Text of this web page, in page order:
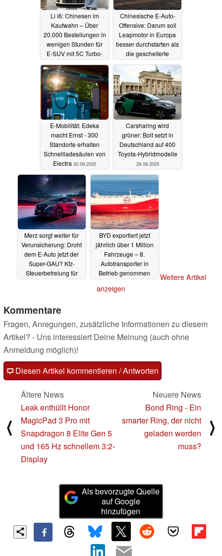
Li i6: Chinesen im
Kaufwahn – Über
20.000 Bestellungen in
wenigen Stunden für
E-SUV mit 5C Turbo-
Charging und
Vollausstattung
30.09.2025
Chinesische E-Auto-
Offensive: Darum soll
Leapmotor in Europa
besser durchstarten als
die gescheiterte
30.09.2025
E-Mobilität: Edeka
macht Ernst - 300
Standorte erhalten
Schnellladesäulen von
Electra 30.09.2025
Carsharing wird
grüner: Bolt setzt in
Deutschland auf 400
Toyota-Hybridmodelle
29.09.2025
Merz sorgt weiter für
Verunsicherung: Droht
dem E-Auto jetzt der
Super-GAU? Kfz-
Steuerbefreiung für
BYD exportiert jetzt
jährlich über 1 Million
Fahrzeuge – 8.
Autotransporter in
Betrieb genommen
Weitere Artikel
anzeigen
Kommentare
Fragen, Anregungen, zusätzliche Informationen zu diesem
Artikel? - Uns interessiert Deine Meinung (auch ohne
Anmeldung möglich)!
Diesen Artikel kommentieren / Antworten
⟨
Ältere News
Leak enthüllt Honor
MagicPad 3 Pro mit
Snapdragon 8 Elite Gen 5
und 165 Hz schnellem 3:2-
Display
Neuere News
Bond Ring - Ein
smarter Ring, der nicht
geladen werden
muss?
⟩
Als bevorzugte Quelle
auf Google
hinzufügen